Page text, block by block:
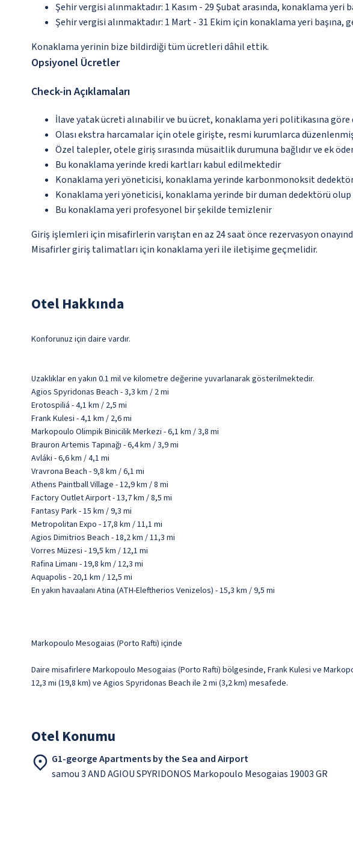
Şehir vergisi alınmaktadır: 1 Kasım - 29 Şubat arasında, konaklama yeri
Şehir vergisi alınmaktadır: 1 Mart - 31 Ekim için konaklama yeri başına,
Konaklama yerinin bize bildirdiği tüm ücretleri dâhil ettik.
Opsiyonel Ücretler
Check-in Açıklamaları
İlave yatak ücreti alınabilir ve bu ücret, konaklama yeri politikasına
Olası ekstra harcamalar için otele girişte, resmi kurumlarca
Özel talepler, otele giriş sırasında müsaitlik durumuna bağlıdır ve ek
Bu konaklama yerinde kredi kartları kabul edilmektedir
Konaklama yeri yöneticisi, konaklama yerinde karbonmonoksit
Konaklama yeri yöneticisi, konaklama yerinde bir duman dedektörü
Bu konaklama yeri profesyonel bir şekilde temizlenir
Giriş işlemleri için misafirlerin varıştan en az 24 saat önce rezervasyon
Misafirler giriş talimatları için konaklama yeri ile iletişime geçmelidir.
Otel Hakkında
Konforunuz için daire vardır.
Uzaklıklar en yakın 0.1 mil ve kilometre değerine yuvarlanarak gösterilmektedir.
Agios Spyridonas Beach - 3,3 km / 2 mi
Erotospiliá - 4,1 km / 2,5 mi
Frank Kulesi - 4,1 km / 2,6 mi
Markopoulo Olimpik Binicilik Merkezi - 6,1 km / 3,8 mi
Brauron Artemis Tapınağı - 6,4 km / 3,9 mi
Avláki - 6,6 km / 4,1 mi
Vravrona Beach - 9,8 km / 6,1 mi
Athens Paintball Village - 12,9 km / 8 mi
Factory Outlet Airport - 13,7 km / 8,5 mi
Fantasy Park - 15 km / 9,3 mi
Metropolitan Expo - 17,8 km / 11,1 mi
Agios Dimitrios Beach - 18,2 km / 11,3 mi
Vorres Müzesi - 19,5 km / 12,1 mi
Rafina Limanı - 19,8 km / 12,3 mi
Aquapolis - 20,1 km / 12,5 mi
En yakın havaalanı Atina (ATH-Eleftherios Venizelos) - 15,3 km / 9,5 mi
Markopoulo Mesogaias (Porto Rafti) içinde
Daire misafirlere Markopoulo Mesogaias (Porto Rafti) bölgesinde, Frank Kulesi ve
12,3 mi (19,8 km) ve Agios Spyridonas Beach ile 2 mi (3,2 km) mesafede.
Otel Konumu
G1-george Apartments by the Sea and Airport
samou 3 AND AGIOU SPYRIDONOS Markopoulo Mesogaias 19003 GR